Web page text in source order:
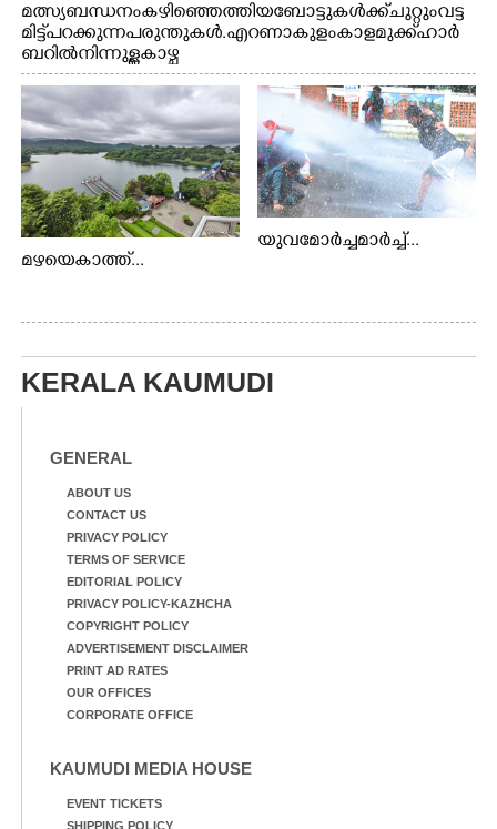
മത്സ്യബന്ധനം കഴിഞ്ഞെത്തിയ ബോട്ടുകൾക്ക് ചുറ്റും വട്ട
മിട്ട് പറക്കുന്ന പരുന്തുകൾ. എറണാകുളം കാളമുക്ക് ഹാർ
ബറിൽ നിന്നുള്ള കാഴ്ച
മഴയെകാത്ത്...
യുവമോർച്ചമാർച്ച്...
KERALA KAUMUDI
GENERAL
ABOUT US
CONTACT US
PRIVACY POLICY
TERMS OF SERVICE
EDITORIAL POLICY
PRIVACY POLICY-KAZHCHA
COPYRIGHT POLICY
ADVERTISEMENT DISCLAIMER
PRINT AD RATES
OUR OFFICES
CORPORATE OFFICE
KAUMUDI MEDIA HOUSE
EVENT TICKETS
SHIPPING POLICY